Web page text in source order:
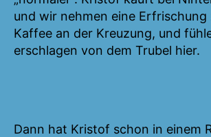
und wir nehmen eine Erfrischung
Kaffee an der Kreuzung, und
erschlagen von dem Trubel hier.
Dann hat Kristof schon in einem